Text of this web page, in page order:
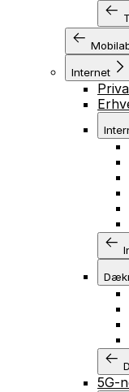
Internet
5G-